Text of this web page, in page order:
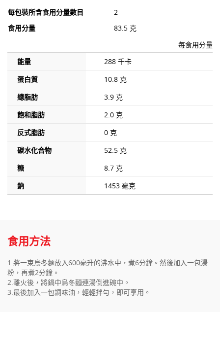
每包裝所含食用分量數目
2
食用分量
83.5 克
每食用分量
能量
288 千卡
蛋白質
10.8 克
總脂肪
3.9 克
飽和脂肪
2.0 克
反式脂肪
0 克
碳水化合物
52.5 克
糖
8.7 克
鈉
1453 毫克
食用方法
1.將一束烏冬麵放入600毫升的沸水中，煮6分鐘。然後加入一包湯
粉，再煮2分鐘。
2.離火後，將鍋中烏冬麵連湯倒進碗中。
3.最後加入一包調味油，輕輕拌勻，即可享用。